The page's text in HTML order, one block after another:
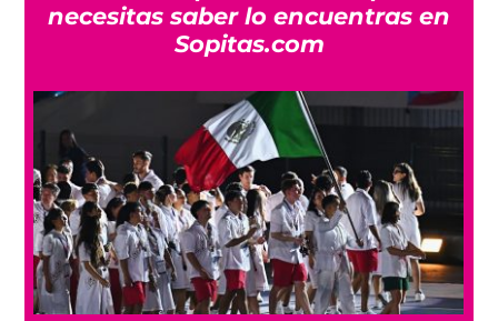
necesitas saber lo encuentras en
Sopitas.com